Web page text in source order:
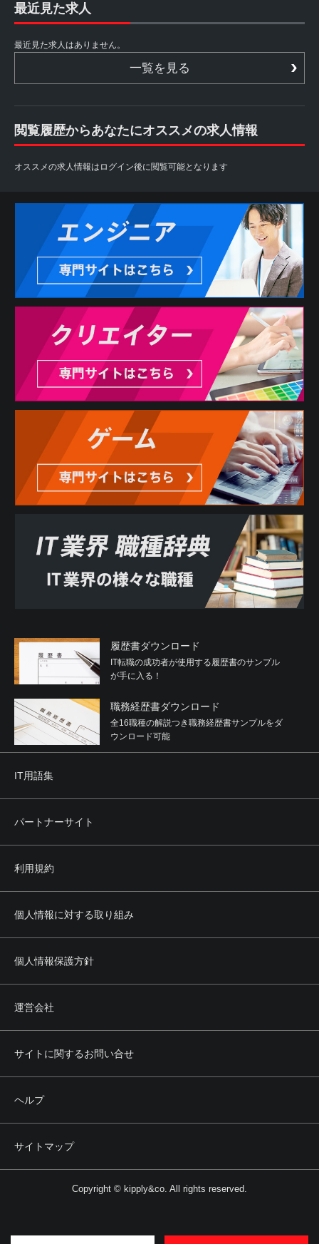
最近見た求人
最近見た求人はありません。
一覧を見る
閲覧履歴からあなたにオススメの求人情報
オススメの求人情報はログイン後に閲覧可能となります
履歴書ダウンロード
IT転職の成功者が使用する履歴書のサンプル
が手に入る！
職務経歴書ダウンロード
全16職種の解説つき職務経歴書サンプルをダ
ウンロード可能
IT用語集
パートナーサイト
利用規約
個人情報に対する取り組み
個人情報保護方針
運営会社
サイトに関するお問い合せ
ヘルプ
サイトマップ
Copyright © kipply&co. All rights reserved.